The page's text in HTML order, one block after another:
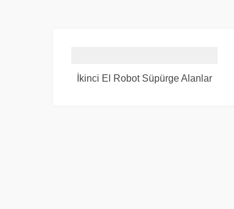
İkinci El Robot Süpürge Alanlar